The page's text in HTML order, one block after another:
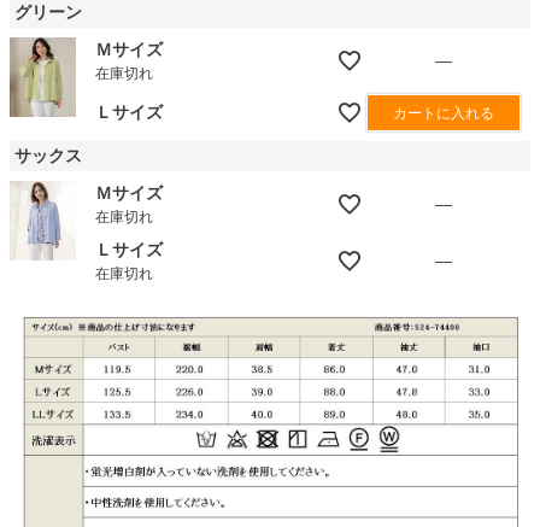
グリーン
Ｍサイズ
在庫切れ
—
Ｌサイズ カートに入れる
サックス
Ｍサイズ
在庫切れ
—
Ｌサイズ
在庫切れ
—